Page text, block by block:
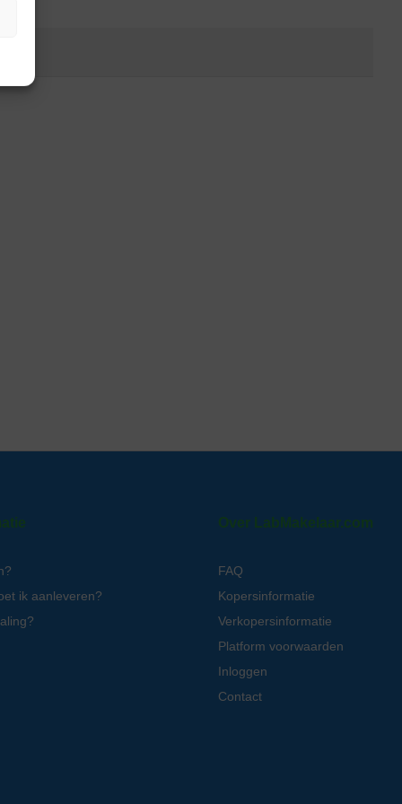
ik aanleveren?
Over LabMakelaar.com
FAQ
Kopersinformatie
Verkopersinformatie
Platform voorwaarden
Inloggen
Contact